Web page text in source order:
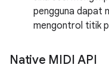
pengguna dapat
mengontrol titik
Native MIDI API